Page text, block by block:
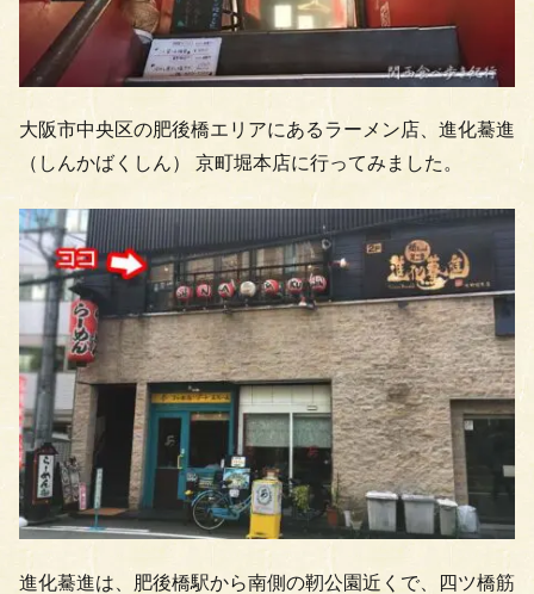
大阪市中央区の肥後橋エリアにあるラーメン店、進化驀進
（しんかばくしん） 京町堀本店に行ってみました。
進化驀進は、肥後橋駅から南側の靭公園近くで、四ツ橋筋